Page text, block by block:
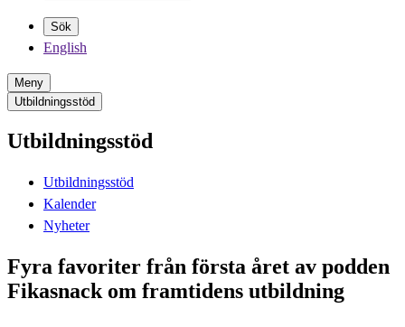
Sök
English
Meny
Utbildningsstöd
Utbildningsstöd
Utbildningsstöd
Kalender
Nyheter
Fyra favoriter från första året av podden
Fikasnack om framtidens utbildning